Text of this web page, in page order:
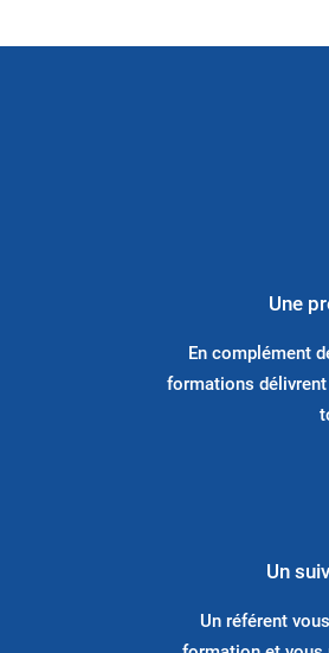
Une
En complément
formations
Un
Un référent